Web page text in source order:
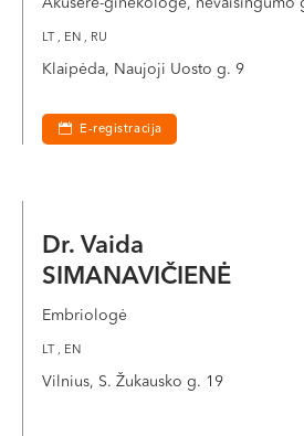
Akušerė-ginekologė, nevaisingumo
LT , EN , RU
Klaipėda, Naujoji Uosto g. 9
E-registracija
Dr. Vaida
SIMANAVIČIENĖ
Embriologė
LT , EN
Vilnius, S. Žukausko g. 19